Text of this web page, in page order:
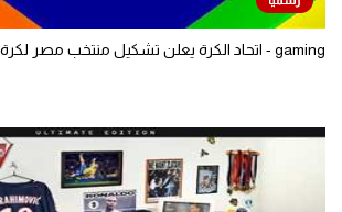
gaming - اتحاد الكرة يعلن تشكيل منتخب مصر لكرة القدم الإلكترونية